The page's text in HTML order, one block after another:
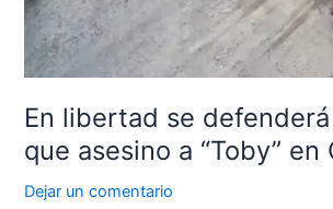
En libertad se
que asesino a “Toby” en
Dejar un comentario
a
“Toby”
en
Choluteca